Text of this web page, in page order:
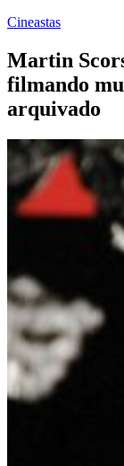
Cineastas
Martin
filmando
arquivado